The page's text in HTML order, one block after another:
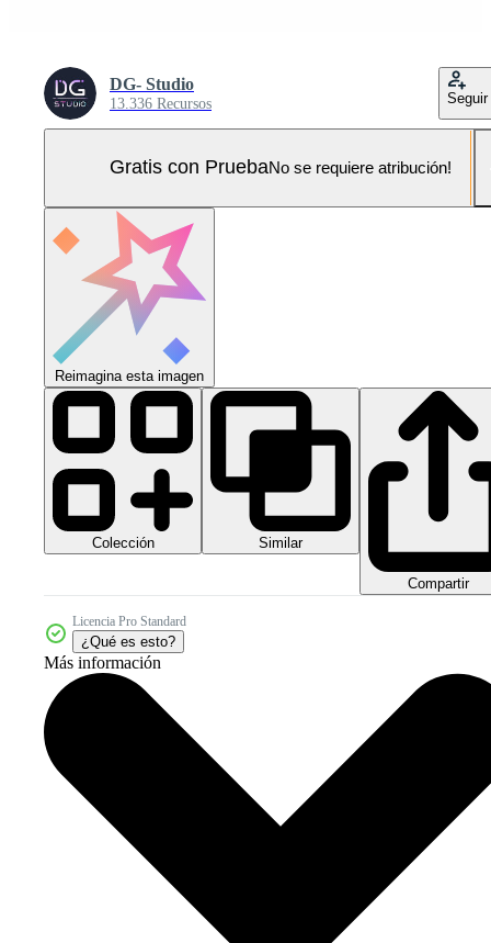
DG- Studio
13.336 Recursos Seguir
Gratis con PruebaNo se requiere atribución!
Reimagina esta imagen
Colección Similar
Compartir
Licencia Pro Standard
¿Qué es esto?
Más información